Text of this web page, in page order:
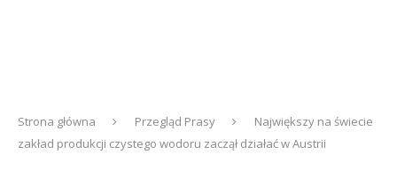
Strona główna Przegląd Prasy
Największy na świecie
zakład produkcji czystego wodoru zaczął działać w Austrii